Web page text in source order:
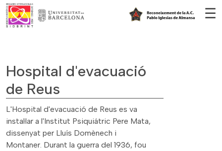
☰
Hospital d'evacuació
de Reus
L'Hospital d'evacuació de Reus es va
instal·lar a l'Institut Psiquiátric Pere Mata,
dissenyat per Lluís Domènech i
Montaner. Durant la guerra del 1936, fou